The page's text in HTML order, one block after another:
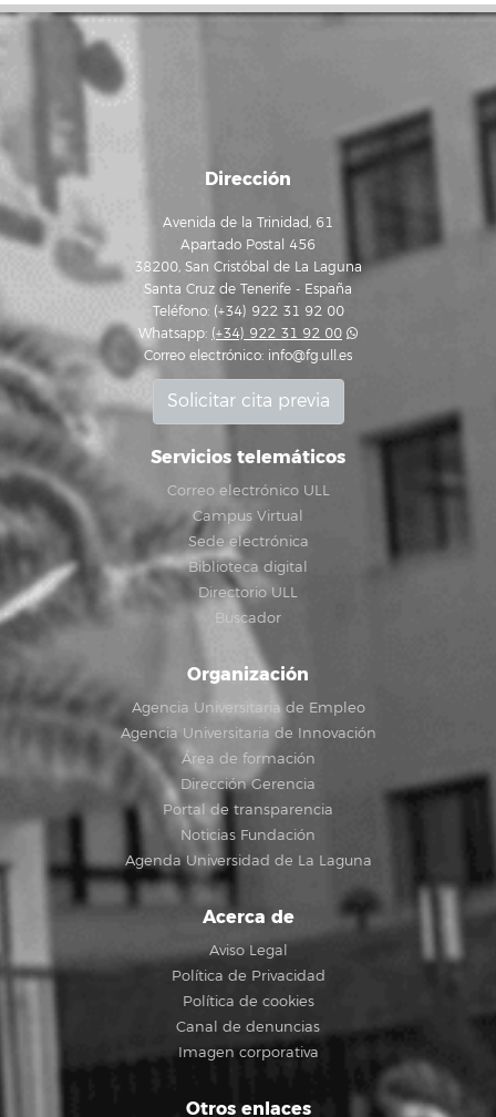
Dirección
Avenida de la Trinidad, 61
Apartado Postal 456
38200, San Cristóbal de La Laguna
Santa Cruz de Tenerife - España
Teléfono: (+34) 922 31 92 00
Whatsapp: (+34) 922 31 92 00
Correo electrónico: info@fg.ull.es
Solicitar cita previa
Servicios telemáticos
Correo electrónico ULL
Campus Virtual
Sede electrónica
Biblioteca digital
Directorio ULL
Buscador
Organización
Agencia Universitaria de Empleo
Agencia Universitaria de Innovación
Área de formación
Dirección Gerencia
Portal de transparencia
Noticias Fundación
Agenda Universidad de La Laguna
Acerca de
Aviso Legal
Política de Privacidad
Política de cookies
Canal de denuncias
Imagen corporativa
Otros enlaces